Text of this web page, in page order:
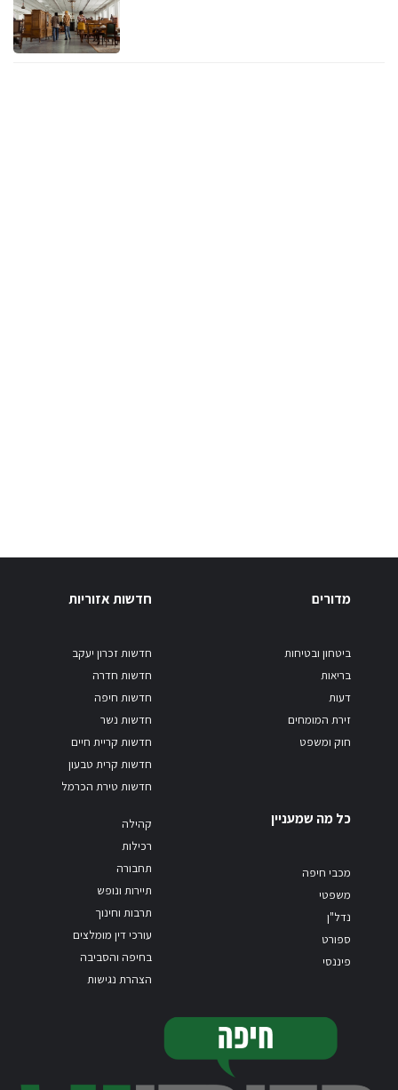
מדורים
ביטחון ובטיחות
בריאות
דעות
זירת המומחים
חוק ומשפט
חדשות אזוריות
חדשות זכרון יעקב
חדשות חדרה
חדשות חיפה
חדשות נשר
חדשות קריית חיים
חדשות קרית טבעון
חדשות טירת הכרמל
כל מה שמעניין
מכבי חיפה
משפטי
נדל"ן
ספורט
פיננסי
קהילה
רכילות
תחבורה
תיירות ונופש
תרבות וחינוך
עורכי דין מומלצים
בחיפה והסביבה
הצהרת נגישות